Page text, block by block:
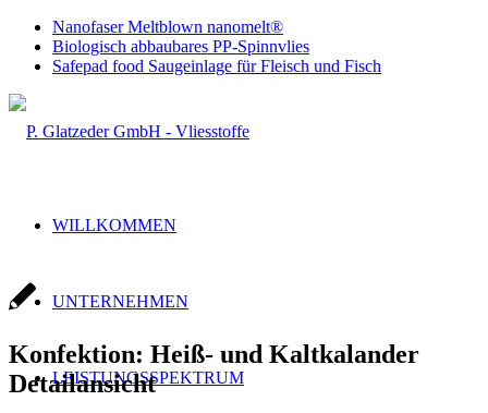
Nanofaser Meltblown nanomelt®
Biologisch abbaubares PP-Spinnvlies
Safepad food Saugeinlage für Fleisch und Fisch
WILLKOMMEN
UNTERNEHMEN
LEISTUNGSSPEKTRUM
Konfektion: Heiß- und Kaltkalander
Detailansicht